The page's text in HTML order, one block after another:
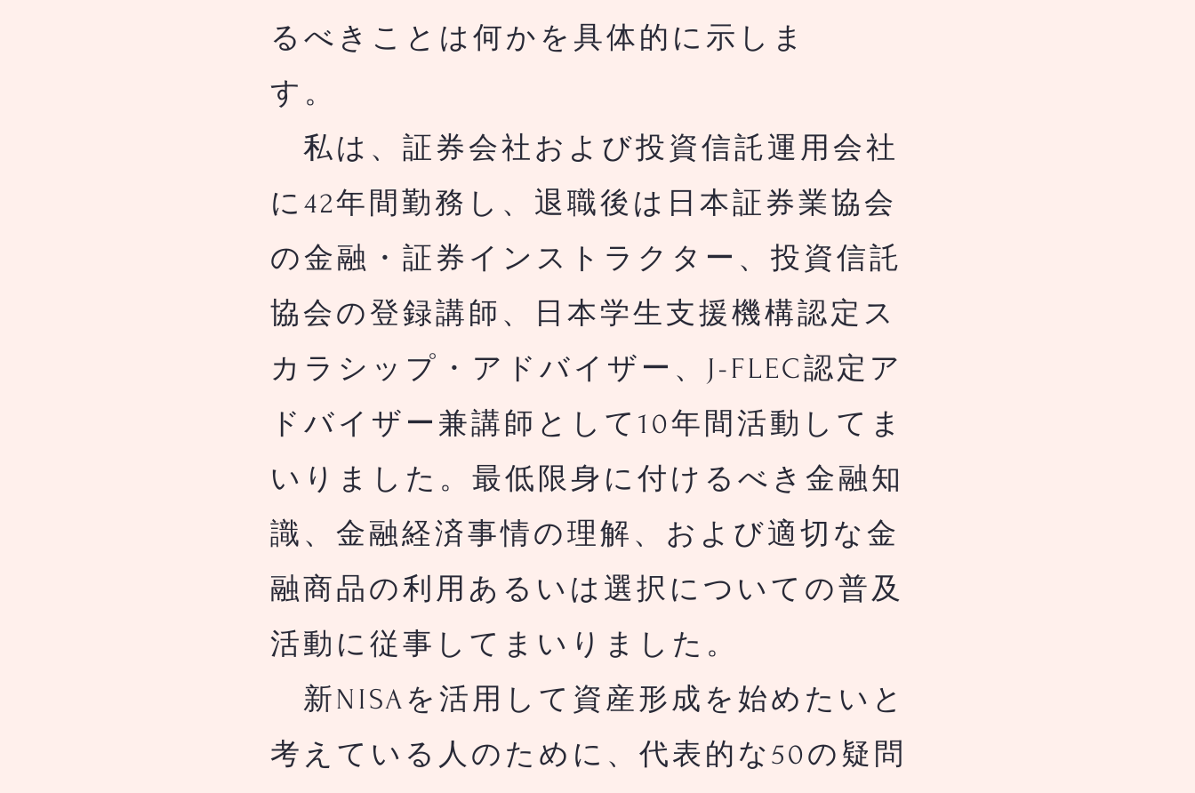
るべきことは何かを​具体的に示しま
す。
私は、証券会社および投資信託運用会社
に42年間勤務し、退職後は日本証券業協会
の金融・証券インストラクター、投資信託
協会の登録講師、日本学生支援機構認定ス
カラシップ・アドバイザー、J-FLEC認定ア
ドバイザー兼講師として10年間活動してま
いりました。最低限身に付けるべき金融知
識、金融経済事情の理解、および適切な金
融商品の利用あるいは選択についての普及
活動に従事してまいりました。
新NISAを活用して資産形成を始めたいと
考えている人のために、代表的な50の疑問